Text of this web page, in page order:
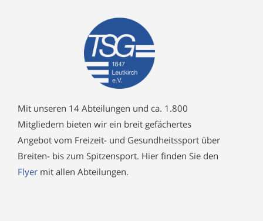
Mit unseren 14 Abteilungen und ca. 1.800
Mitgliedern bieten wir ein breit gefächertes
Angebot vom Freizeit- und Gesundheitssport über
Breiten- bis zum Spitzensport. Hier finden Sie den
Flyer mit allen Abteilungen.